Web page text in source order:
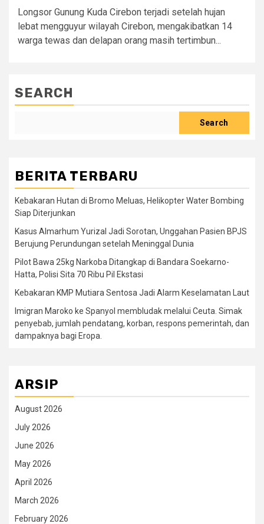
Longsor Gunung Kuda Cirebon terjadi setelah hujan
lebat mengguyur wilayah Cirebon, mengakibatkan 14
warga tewas dan delapan orang masih tertimbun...
SEARCH
Search
BERITA TERBARU
Kebakaran Hutan di Bromo Meluas, Helikopter Water Bombing
Siap Diterjunkan
Kasus Almarhum Yurizal Jadi Sorotan, Unggahan Pasien BPJS
Berujung Perundungan setelah Meninggal Dunia
Pilot Bawa 25kg Narkoba Ditangkap di Bandara Soekarno-
Hatta, Polisi Sita 70 Ribu Pil Ekstasi
Kebakaran KMP Mutiara Sentosa Jadi Alarm Keselamatan Laut
Imigran Maroko ke Spanyol membludak melalui Ceuta. Simak
penyebab, jumlah pendatang, korban, respons pemerintah, dan
dampaknya bagi Eropa.
ARSIP
August 2026
July 2026
June 2026
May 2026
April 2026
March 2026
February 2026